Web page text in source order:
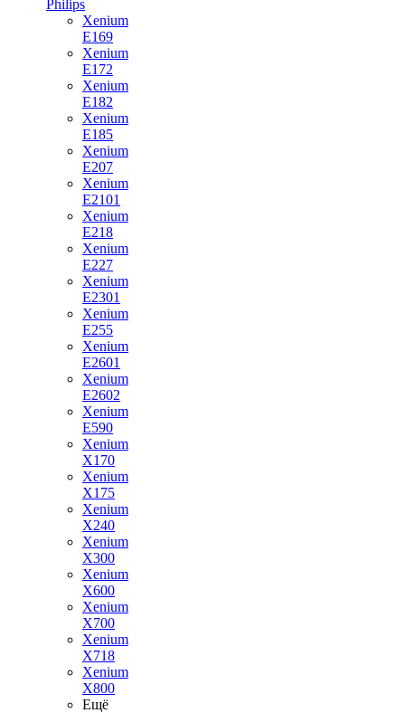
Philips
Xenium
E169
Xenium
E172
Xenium
E182
Xenium
E185
Xenium
E207
Xenium
E2101
Xenium
E218
Xenium
E227
Xenium
E2301
Xenium
E255
Xenium
E2601
Xenium
E2602
Xenium
E590
Xenium
X170
Xenium
X175
Xenium
X240
Xenium
X300
Xenium
X600
Xenium
X700
Xenium
X718
Xenium
X800
Ещё